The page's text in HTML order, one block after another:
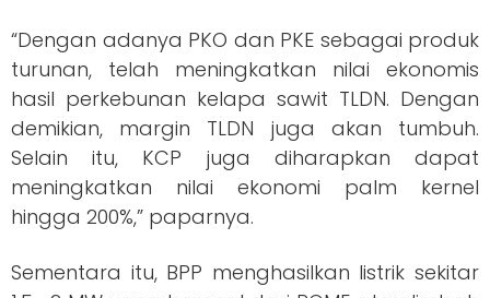
“Dengan adanya PKO dan PKE sebagai produk
turunan, telah meningkatkan nilai ekonomis
hasil perkebunan kelapa sawit TLDN. Dengan
demikian, margin TLDN juga akan tumbuh.
Selain itu, KCP juga diharapkan dapat
meningkatkan nilai ekonomi palm kernel
hingga 200%,” paparnya.
Sementara itu, BPP menghasilkan listrik sekitar